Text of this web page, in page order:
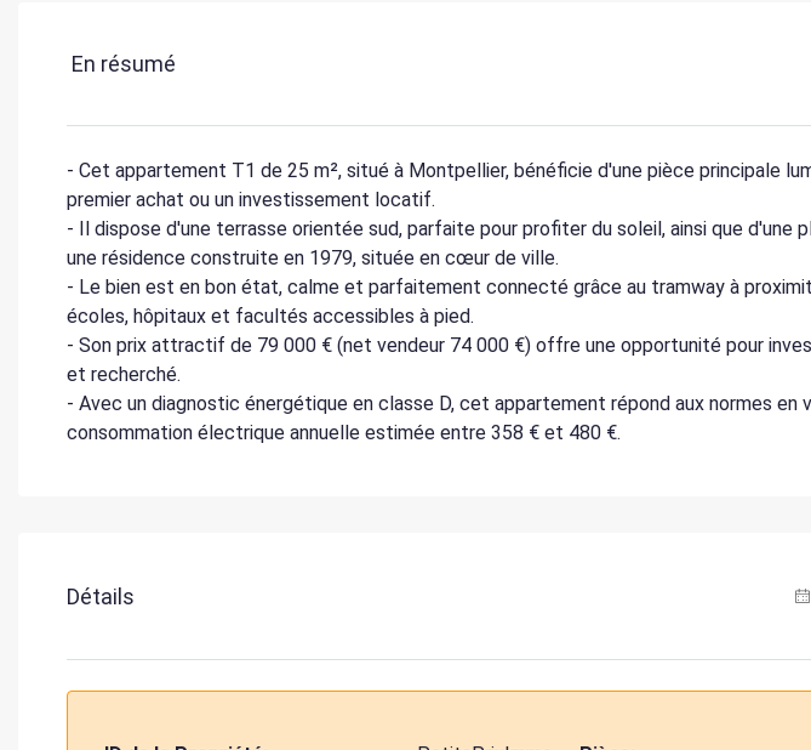
En résumé
- Cet appartement T1 de 25 m², situé à Montpellier, bénéficie d'une pièce principale
premier achat ou un investissement locatif.
- Il dispose d'une terrasse orientée sud, parfaite pour profiter du soleil, ainsi que d'une
une résidence construite en 1979, située en cœur de ville.
- Le bien est en bon état, calme et parfaitement connecté grâce au tramway à
écoles, hôpitaux et facultés accessibles à pied.
- Son prix attractif de 79 000 € (net vendeur 74 000 €) offre une opportunité pour
et recherché.
- Avec un diagnostic énergétique en classe D, cet appartement répond aux normes en
consommation électrique annuelle estimée entre 358 € et 480 €.
Détails